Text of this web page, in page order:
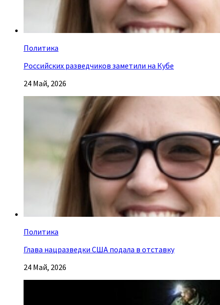
Политика
Российских разведчиков заметили на Кубе
24 Май, 2026
Политика
Глава нацразведки США подала в отставку
24 Май, 2026